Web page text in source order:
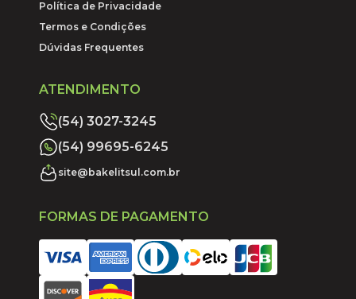
Política de Privacidade
Termos e Condições
Dúvidas Frequentes
ATENDIMENTO
(54) 3027-3245
(54) 99695-6245
site@bakelitsul.com.br
FORMAS DE PAGAMENTO